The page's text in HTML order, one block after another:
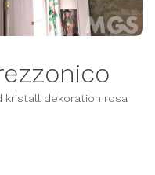
kristall dekoration rosa